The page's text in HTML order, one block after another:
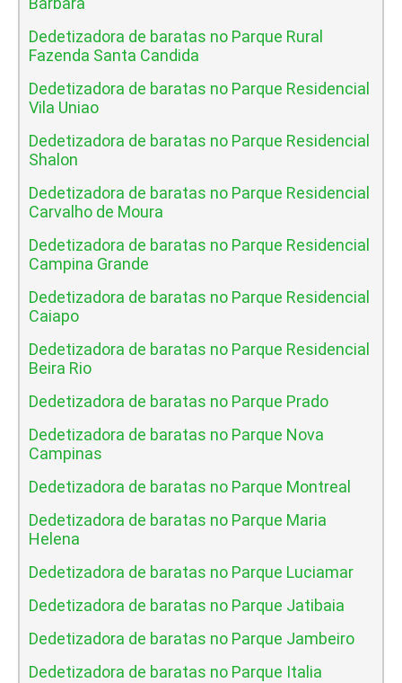
Dedetizadora de baratas no Parque Rural
Fazenda Santa Candida
Dedetizadora de baratas no Parque Residencial
Vila Uniao
Dedetizadora de baratas no Parque Residencial
Shalon
Dedetizadora de baratas no Parque Residencial
Carvalho de Moura
Dedetizadora de baratas no Parque Residencial
Campina Grande
Dedetizadora de baratas no Parque Residencial
Caiapo
Dedetizadora de baratas no Parque Residencial
Beira Rio
Dedetizadora de baratas no Parque Prado
Dedetizadora de baratas no Parque Nova
Campinas
Dedetizadora de baratas no Parque Montreal
Dedetizadora de baratas no Parque Maria
Helena
Dedetizadora de baratas no Parque Luciamar
Dedetizadora de baratas no Parque Jatibaia
Dedetizadora de baratas no Parque Jambeiro
Dedetizadora de baratas no Parque Italia